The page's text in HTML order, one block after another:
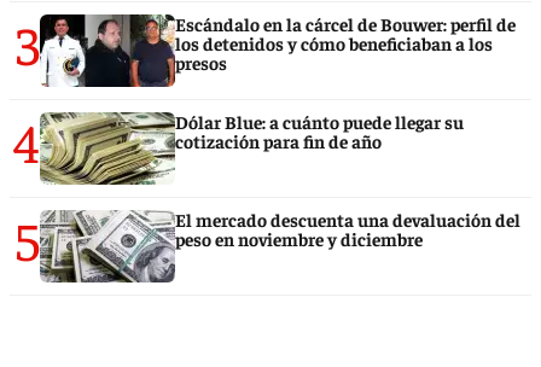
3
Escándalo en la cárcel de Bouwer: perfil de
los detenidos y cómo beneficiaban a los
presos
4
Dólar Blue: a cuánto puede llegar su
cotización para fin de año
5
El mercado descuenta una devaluación del
peso en noviembre y diciembre